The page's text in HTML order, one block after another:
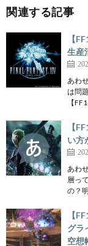
関連する記事
【
生産
あわ
は問
【
【
い方
あわ
層っ
の？
【
グラ
空想